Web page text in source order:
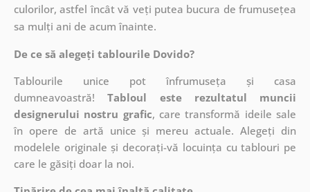
culorilor, astfel încât vă veți putea bucura de frumusețea
sa mulți ani de acum înainte.
De ce să alegeți tablourile Dovido?
Tablourile unice pot înfrumuseța și casa
dumneavoastră!Tabloul este rezultatul muncii
designerului nostru grafic, caretransformă ideile sale
în opere de artă unice și mereu actuale. Alegeți din
modelele originale și decorați-vă locuința cu tablouri pe
care le găsiți doar la noi.